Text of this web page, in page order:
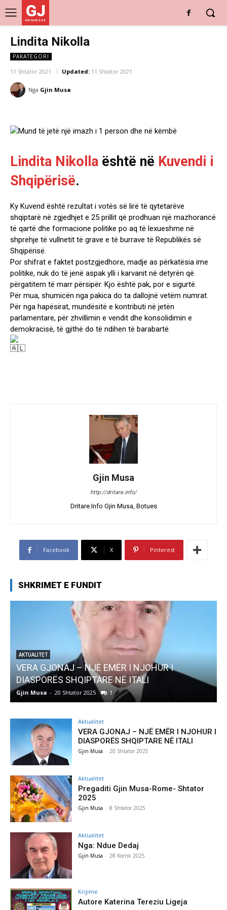
GJ
DRITARE E RE
Lindita Nikolla
PAKATEGORI
11 Shtator 2021 Updated: 11 Shtator 2021
Nga Gjin Musa
Lindita Nikolla është në Kuvendi i
Shqipërisë.
Ky Kuvend është rezultat i votës së lirë të qytetarëve
shqiptarë në zgjedhjet e 25 prillit që prodhuan një mazhorancë
të qartë dhe formacione politike po aq të lexueshme në
shprehje të vullnetit të grave e të burrave të Republikës së
Shqipërisë.
Por shifrat e faktet postzgjedhore, madje as përkatësia ime
politike, nuk do të jenë aspak ylli i karvanit në detyrën që
përgatitem të marr përsipër. Kjo është pak, por e sigurtë.
Për mua, shumicën nga pakica do ta dallojnë vetëm numrat.
Për nga hapësirat, mundësitë e kontributi në jetën
parlamentare, për zhvillimin e vendit dhe konsolidimin e
demokracisë, të gjithë do të ndihen të barabartë.
Gjin Musa
http://dritare.info/
Dritare.Info Gjin Musa, Botues
Facebook X Pinterest
SHKRIMET E FUNDIT
AKTUALITET
VERA GJONAJ – NJË EMËR I NJOHUR I
DIASPORËS SHQIPTARE NË ITALI
Gjin Musa - 20 Shtator 2025 1
Aktualitet
VERA GJONAJ – NJË EMËR I NJOHUR I
DIASPORËS SHQIPTARE NË ITALI
Gjin Musa - 20 Shtator 2025
Aktualitet
Pregaditi Gjin Musa-Rome- Shtator
2025
Gjin Musa - 8 Shtator 2025
Aktualitet
Nga: Ndue Dedaj
Gjin Musa - 28 Korrik 2025
Krijime
Autore Katerina Tereziu Ligeja